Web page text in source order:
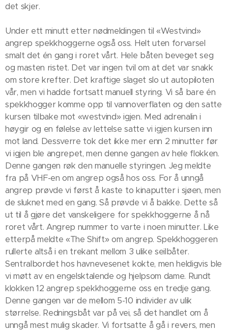
det skjer.
Under ett minutt etter nødmeldingen til «Westvind»
angrep spekkhoggerne også oss. Helt uten forvarsel
smalt det én gang i roret vårt. Hele båten beveget seg
og masten ristet. Det var ingen tvil om at det var snakk
om store krefter. Det kraftige slaget slo ut autopiloten
vår, men vi hadde fortsatt manuell styring. Vi så bare én
spekkhogger komme opp til vannoverflaten og den satte
kursen tilbake mot «westvind» igjen. Med adrenalin i
høygir og en følelse av lettelse satte vi igjen kursen inn
mot land. Dessverre tok det ikke mer enn 2 minutter før
vi igjen ble angrepet, men denne gangen av hele flokken.
Denne gangen røk den manuelle styringen. Jeg meldte
fra på VHF-en om angrep også hos oss. For å unngå
angrep prøvde vi først å kaste to kinaputter i sjøen, men
de sluknet med en gang. Så prøvde vi å bakke. Dette så
ut til å gjøre det vanskeligere for spekkhoggerne å nå
roret vårt. Angrep nummer to varte i noen minutter. Like
etterpå meldte «The Shift» om angrep. Spekkhoggeren
rullerte altså i en trekant mellom 3 ulike seilbåter.
Sentralbordet hos havnevesenet kokte, men heldigvis ble
vi møtt av en engelsktalende og hjelpsom dame. Rundt
klokken 12 angrep spekkhoggerne oss en tredje gang.
Denne gangen var de mellom 5-10 individer av ulik
størrelse. Redningsbåt var på vei, så det handlet om å
unngå mest mulig skader. Vi fortsatte å gå i revers, men